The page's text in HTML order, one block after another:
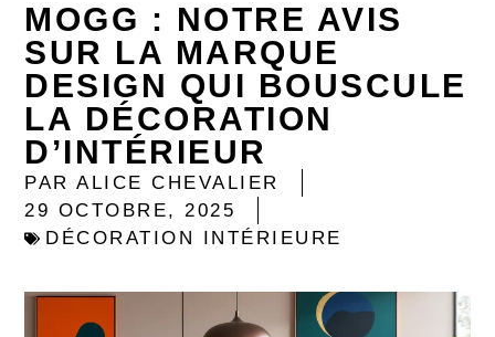
MOGG : NOTRE AVIS
SUR LA MARQUE
DESIGN QUI BOUSCULE
LA DÉCORATION
D’INTÉRIEUR
PAR ALICE CHEVALIER
29 OCTOBRE, 2025
DÉCORATION INTÉRIEURE